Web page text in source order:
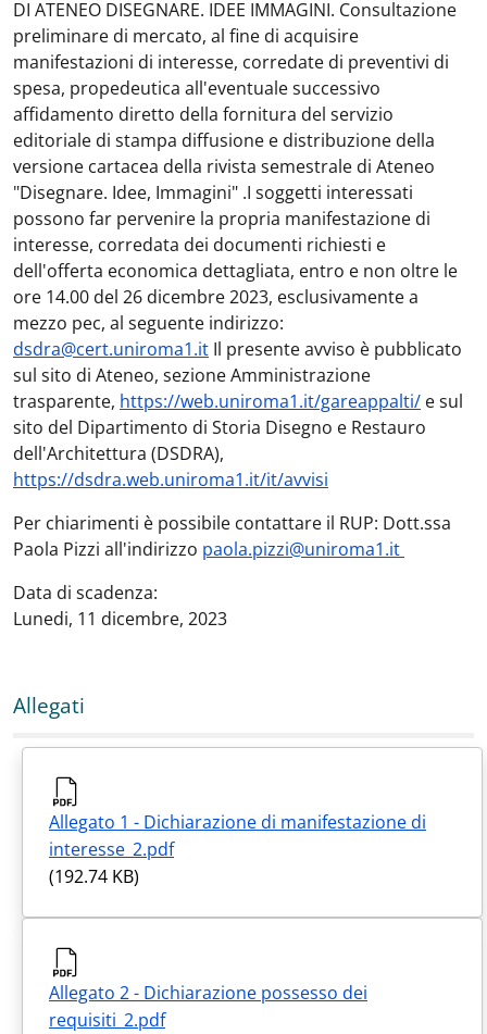
DI ATENEO DISEGNARE. IDEE IMMAGINI. Consultazione
preliminare di mercato, al fine di acquisire
manifestazioni di interesse, corredate di preventivi di
spesa, propedeutica all'eventuale successivo
affidamento diretto della fornitura del servizio
editoriale di stampa diffusione e distribuzione della
versione cartacea della rivista semestrale di Ateneo
"Disegnare. Idee, Immagini" .I soggetti interessati
possono far pervenire la propria manifestazione di
interesse, corredata dei documenti richiesti e
dell'offerta economica dettagliata, entro e non oltre le
ore 14.00 del 26 dicembre 2023, esclusivamente a
mezzo pec, al seguente indirizzo:
dsdra@cert.uniroma1.it Il presente avviso è pubblicato
sul sito di Ateneo, sezione Amministrazione
trasparente, https://web.uniroma1.it/gareappalti/ e sul
sito del Dipartimento di Storia Disegno e Restauro
dell'Architettura (DSDRA),
https://dsdra.web.uniroma1.it/it/avvisi
Per chiarimenti è possibile contattare il RUP: Dott.ssa
Paola Pizzi all'indirizzo paola.pizzi@uniroma1.it
Data di scadenza:
Lunedi, 11 dicembre, 2023
Allegati
Allegato 1 - Dichiarazione di manifestazione di
interesse_2.pdf
(192.74 KB)
Allegato 2 - Dichiarazione possesso dei
requisiti_2.pdf